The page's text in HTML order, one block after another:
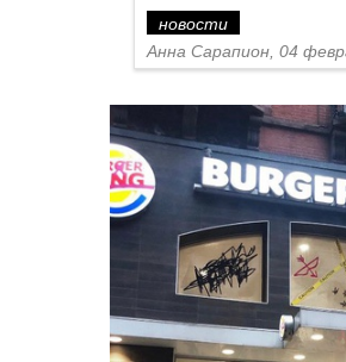
новости
Анна Сарапион, 04